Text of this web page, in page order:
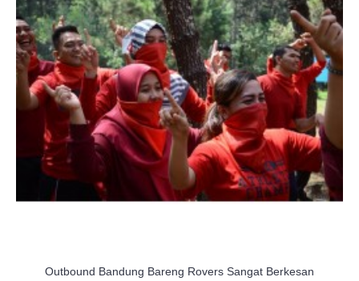
Outbound Bandung Bareng Rovers Sangat Berkesan